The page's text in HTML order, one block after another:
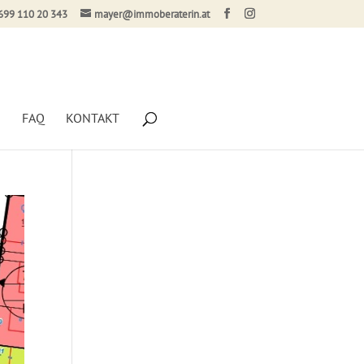
110 20 343 mayer@immoberaterin.at
FAQ KONTAKT